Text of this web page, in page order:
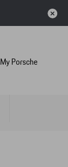
My Porsche